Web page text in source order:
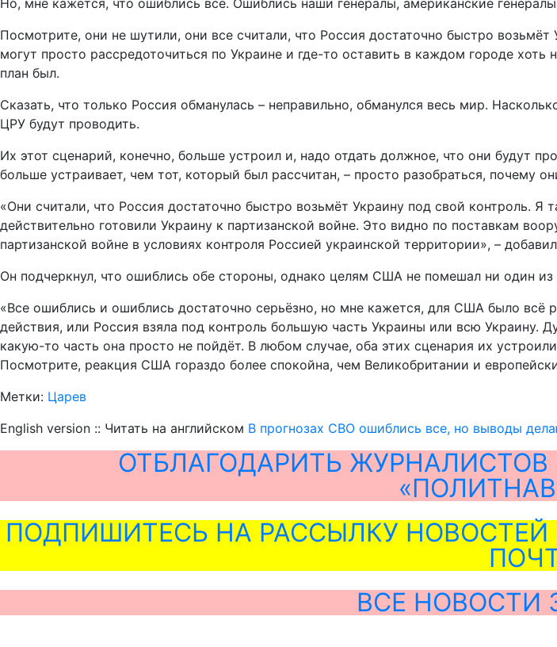
Но, мне кажется, что ошиблись все. Ошиблись наши генералы, американские
Посмотрите, они не шутили, они все считали, что Россия достаточно быстро
могут просто рассредоточиться по Украине и где-то оставить в каждом городе
план был.
Сказать, что только Россия обманулась – неправильно, обманулся весь мир.
ЦРУ будут проводить.
Их этот сценарий, конечно, больше устроил и, надо отдать должное, что они будут
больше устраивает, чем тот, который был рассчитан, – просто разобраться, почему
«Они считали, что Россия достаточно быстро возьмёт Украину под свой контроль.
действительно готовили Украину к партизанской войне. Это видно по поставкам
партизанской войне в условиях контроля Россией украинской территории», –
Он подчеркнул, что ошиблись обе стороны, однако целям США не помешал ни один из
«Все ошиблись и ошиблись достаточно серьёзно, но мне кажется, для США было
действия, или Россия взяла под контроль большую часть Украины или всю Украину.
какую-то часть она просто не пойдёт. В любом случае, оба этих сценария их
Посмотрите, реакция США гораздо более спокойна, чем Великобритании и
Метки: Царев
English version :: Читать на английском В прогнозах СВО ошиблись все, но выводы
ОТБЛАГОДАРИТЬ
ПОДПИШИТЕСЬ НА РАССЫЛКУ
ВСЕ НОВОСТИ